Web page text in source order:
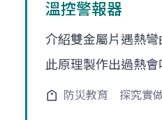
溫控警報器
介紹雙金屬片遇熱
此原理製作出過熱會
防災教育 探究實